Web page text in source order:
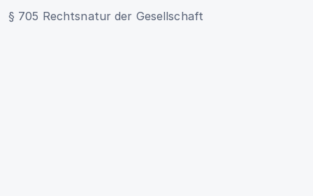
§ 705 Rechtsnatur der Gesellschaft